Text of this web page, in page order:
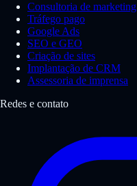
Consultoria de marketing
Tráfego pago
Google Ads
SEO e GEO
Criação de sites
Implantação de CRM
Assessoria de imprensa
Redes e contato